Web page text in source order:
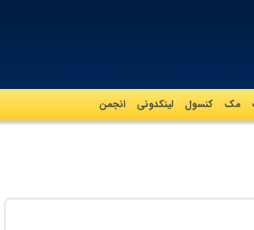
مک کنسول لینکدونی انجمن